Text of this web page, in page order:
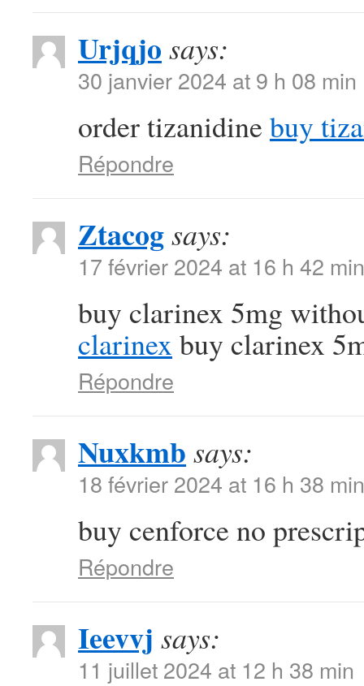
Urjqjo says:
30 janvier 2024 at 9 h 08 min
order tizanidine buy
Répondre
Ztacogsays:
17 février 2024 at 16 h 42 min
buy clarinex 5mg
clarinex buy clarinex
Répondre
Nuxkmb says:
18 février 2024 at 16 h 38 min
buy cenforce no
Répondre
Ieevvj says:
11 juillet 2024 at 12 h 38 min